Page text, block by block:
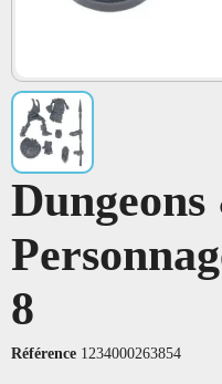
8
Référence 1234000263854